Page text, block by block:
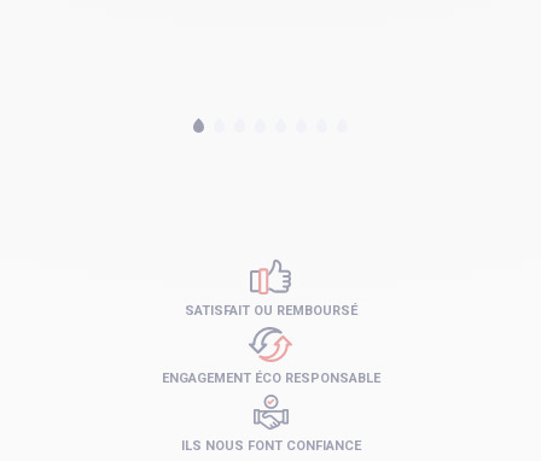
SATISFAIT OU REMBOURSÉ
ENGAGEMENT ÉCO RESPONSABLE
ILS NOUS FONT CONFIANCE